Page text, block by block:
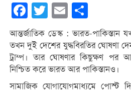
Facebook
Twitter Email
আন্তর্জাতিক ডেস্ক : ভারত-পাকিস্তান যখন
তখন দুই দেশের যুদ্ধবিরতির ঘোষণা দেন
ট্রাম্প। তার ঘোষণার কিছুক্ষণ পর
নিশ্চিত করে ভারত আর পাকিস্তানও।
সামাজিক যোগাযোগমাধ্যমে পোস্ট দিয়ে